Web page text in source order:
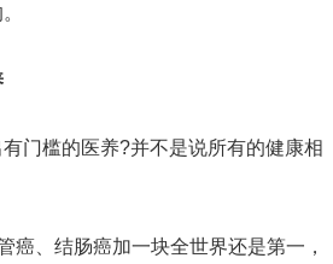
门槛的医养?并不是说所有的健康相
癌、结肠癌加一块全世界还是第一，